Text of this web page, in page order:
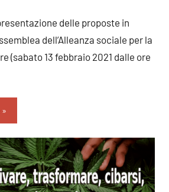
delle proposte in
dell’Alleanza sociale per la
(sabato 13 febbraio 2021 dalle ore